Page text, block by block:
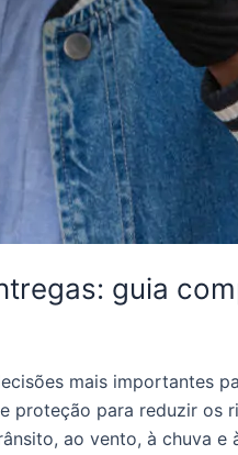
guia
mais importantes
para reduzir os
ao vento, à chuva